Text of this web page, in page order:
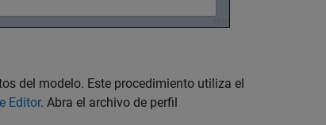
del modelo. Este procedimiento utiliza el
Editor. Abra el archivo de perfil